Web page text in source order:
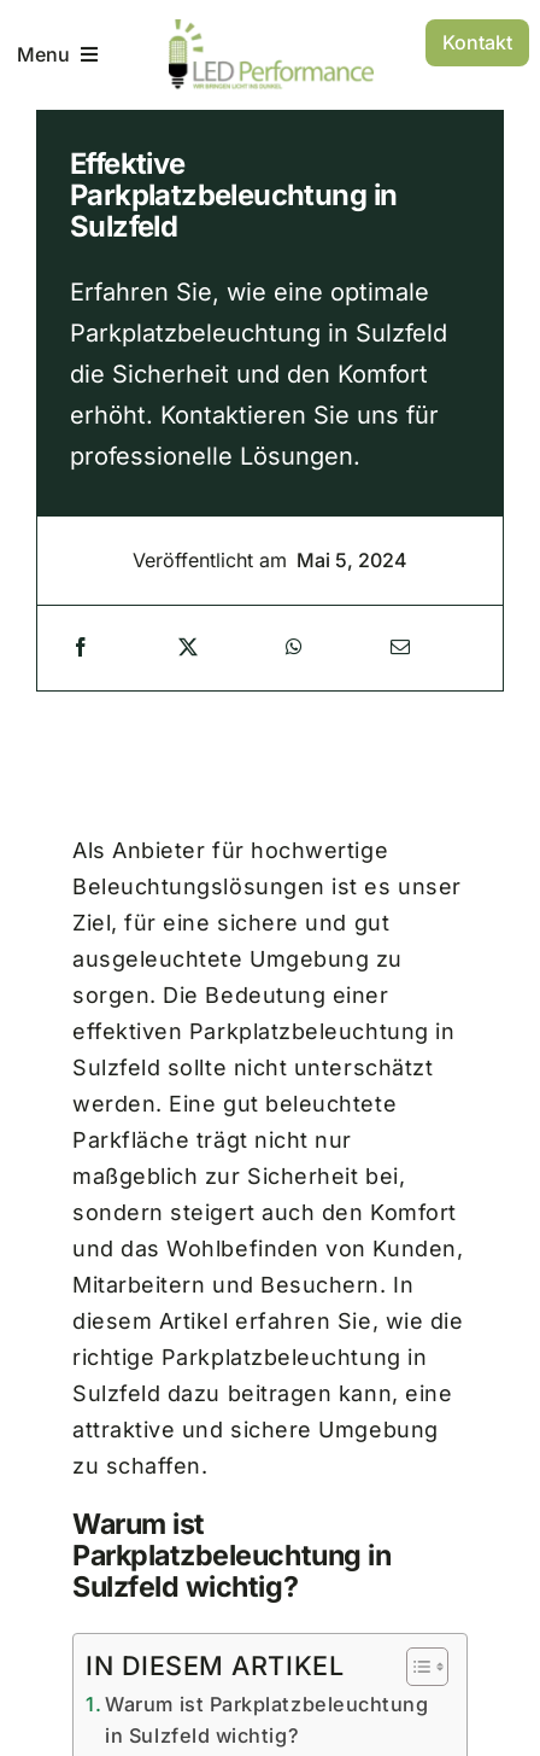
Inhalt
Menu
AGB
Impressum
Kontakt
Effektive
Parkplatzbeleuchtung in
Sulzfeld
Erfahren Sie, wie eine optimale
Parkplatzbeleuchtung in Sulzfeld
die Sicherheit und den Komfort
erhöht. Kontaktieren Sie uns für
professionelle Lösungen.
Veröffentlicht am Mai 5, 2024
Als Anbieter für hochwertige
Beleuchtungslösungen ist es unser
Ziel, für eine sichere und gut
ausgeleuchtete Umgebung zu
sorgen. Die Bedeutung einer
effektiven Parkplatzbeleuchtung in
Sulzfeld sollte nicht unterschätzt
werden. Eine gut beleuchtete
Parkfläche trägt nicht nur
maßgeblich zur Sicherheit bei,
sondern steigert auch den Komfort
und das Wohlbefinden von Kunden,
Mitarbeitern und Besuchern. In
diesem Artikel erfahren Sie, wie die
richtige Parkplatzbeleuchtung in
Sulzfeld dazu beitragen kann, eine
attraktive und sichere Umgebung
zu schaffen.
Warum ist
Parkplatzbeleuchtung in
Sulzfeld wichtig?
IN DIESEM ARTIKEL
Warum ist Parkplatzbeleuchtung
in Sulzfeld wichtig?